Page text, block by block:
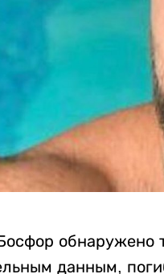
данным,